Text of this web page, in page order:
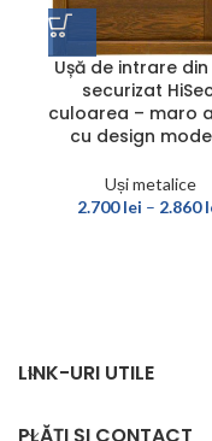
Ușă de intrare
securizat
culoarea – maro
cu design
Uși metalice
2.700lei – 2.860
LINK-URI UTILE